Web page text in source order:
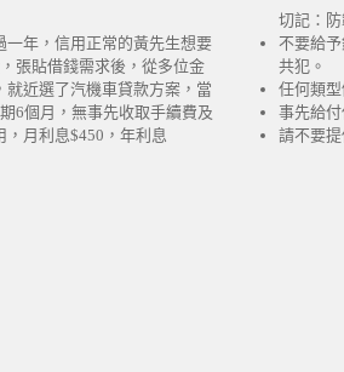
一年，信用正常的黃先生想要
張貼借錢需求後，從多位金
就近選了汽機車貸款方案，當
6個月，無事先收取手續費及
，月利息$450，年利息
切記：
不要給
共犯。
任何類
事先給
請不要